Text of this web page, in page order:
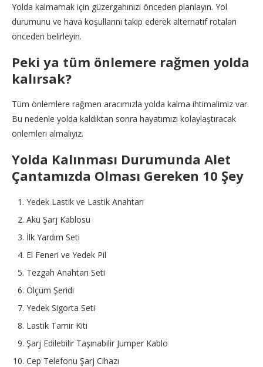
Yolda kalmamak için güzergahınızı önceden planlayın. Yol
durumunu ve hava koşullarını takip ederek alternatif rotaları
önceden belirleyin.
Peki ya tüm önlemere rağmen yolda
kalırsak?
Tüm önlemlere rağmen aracımızla yolda kalma ihtimalimiz var.
Bu nedenle yolda kaldıktan sonra hayatımızı kolaylaştıracak
önlemleri almalıyız.
Yolda Kalınması Durumunda Alet
Çantamızda Olması Gereken 10 Şey
Yedek Lastik ve Lastik Anahtarı
Akü Şarj Kablosu
İlk Yardım Seti
El Feneri ve Yedek Pil
Tezgah Anahtarı Seti
Ölçüm Şeridi
Yedek Sigorta Seti
Lastik Tamir Kiti
Şarj Edilebilir Taşınabilir Jumper Kablo
Cep Telefonu Şarj Cihazı